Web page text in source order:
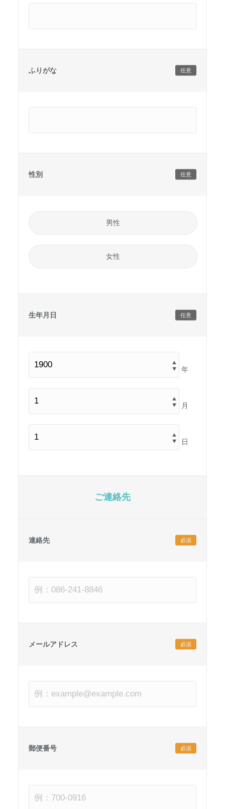
ふりがな 任意
性別 任意
男性
女性
生年月日 任意
年
月
日
ご連絡先
連絡先 必須
メールアドレス 必須
郵便番号 必須